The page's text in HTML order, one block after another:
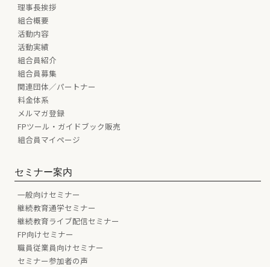
理事長挨拶
組合概要
活動内容
活動実績
組合員紹介
組合員募集
関連団体／パートナー
料金体系
メルマガ登録
FPツール・ガイドブック販売
組合員マイページ
セミナー案内
一般向けセミナー
継続教育通学セミナー
継続教育ライブ配信セミナー
FP向けセミナー
職員従業員向けセミナー
セミナー参加者の声